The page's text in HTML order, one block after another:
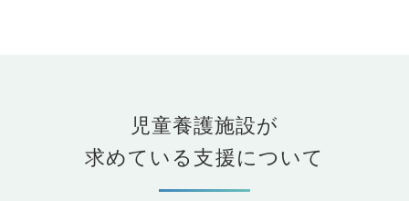
児童養護施設が
求めている支援について